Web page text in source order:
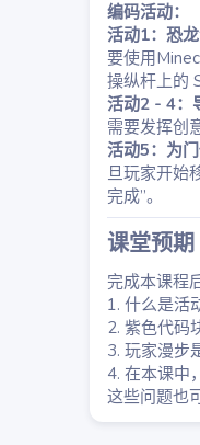
编码活动：
活动1：恐
要使用
操纵杆上的
活动2 - 4：
需要发挥创
活动5：为
旦玩家开始
完成”。
课堂预期​
完成本课程
1. 什么是活
2. 紫色代码
3. 玩家漫步
4. 在本课中
这些问题也